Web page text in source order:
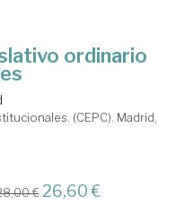
ordinario
(CEPC). Madrid,
€ 26,60 €